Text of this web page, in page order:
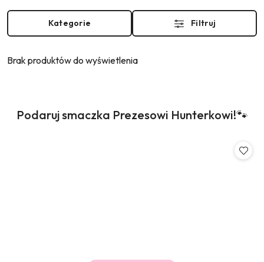
Kategorie Filtruj
Brak produktów do wyświetlenia
Pomiń karuzelę produktów
Produkty
Podaruj smaczka Prezesowi Hunterkowi!🐾